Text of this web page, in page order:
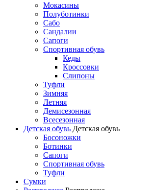
Мокасины
Полуботинки
Сабо
Сандалии
Сапоги
Спортивная обувь
Кеды
Кроссовки
Слипоны
Туфли
Зимняя
Летняя
Демисезонная
Всесезонная
Детская обувь Детская обувь
Босоножки
Ботинки
Сапоги
Спортивная обувь
Туфли
Сумки